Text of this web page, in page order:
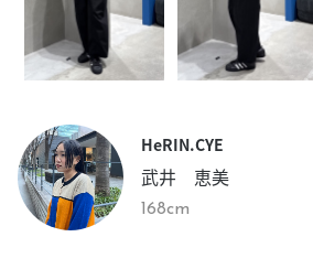
HeRIN.CYE
武井 恵美
168cm